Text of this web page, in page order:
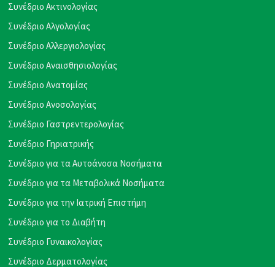
Συνέδριο Ακτινολογίας
Συνέδριο Αλγολογίας
Συνέδριο Αλλεργιολογίας
Συνέδριο Αναισθησιολογίας
Συνέδριο Ανατομίας
Συνέδριο Ανοσολογίας
Συνέδριο Γαστρεντερολογίας
Συνέδριο Γηριατρικής
Συνέδριο για τα Αυτοάνοσα Νοσήματα
Συνέδριο για τα Μεταβολικά Νοσήματα
Συνέδριο για την Ιατρική Επιστήμη
Συνέδριο για το Διαβήτη
Συνέδριο Γυναικολογίας
Συνέδριο Δερματολογίας